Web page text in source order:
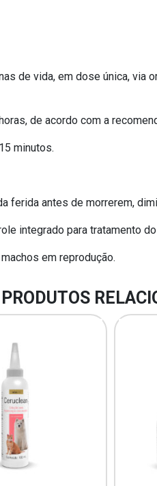
de vida, em dose única,
de acordo com a
minutos.
ferida antes de morrerem,
integrado para tratamento
em reprodução.
PRODUTOS